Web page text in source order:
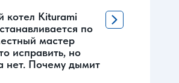
котел Kiturami
по
мастер
исправить, но
нет. Почему дымит